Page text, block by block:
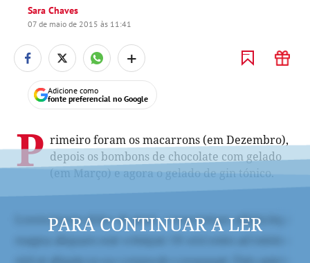
Sara Chaves
07 de maio de 2015 às 11:41
+
Adicione como
fonte preferencial no Google
P rimeiro foram os macarrons (em Dezembro),
depois os bombons de chocolate com gelado
(em Março) e agora o gelado de gin tónico.
PARA CONTINUAR A LER